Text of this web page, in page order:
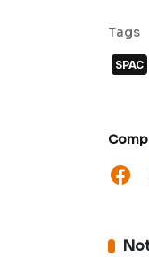
Tags
SPAC